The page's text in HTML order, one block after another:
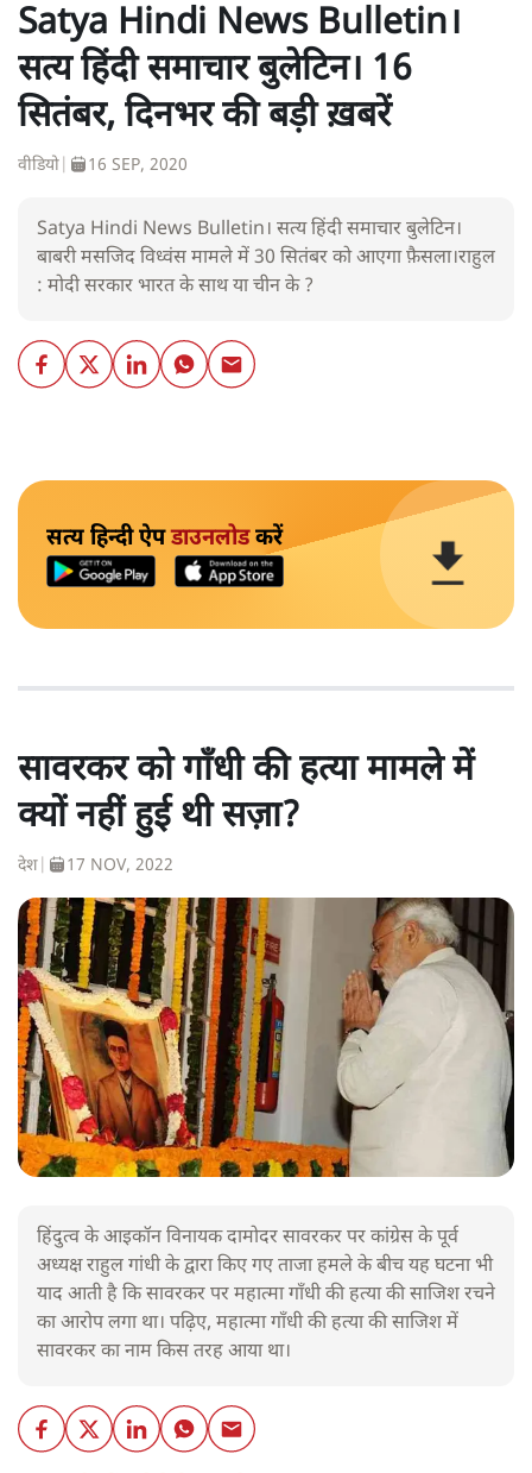
Satya Hindi News Bulletin।
सत्य हिंदी समाचार बुलेटिन। 16
सितंबर, दिनभर की बड़ी ख़बरें
वीडियो 16 SEP, 2020
Satya Hindi News Bulletin। सत्य हिंदी समाचार बुलेटिन।
बाबरी मसजिद विध्वंस मामले में 30 सितंबर को आएगा फ़ैसला।राहुल
: मोदी सरकार भारत के साथ या चीन के ?
सत्य हिन्दी ऐपडाउनलोडकरें
सावरकर को गाँधी की हत्या मामले में
क्यों नहीं हुई थी सज़ा?
देश 17 NOV, 2022
हिंदुत्व के आइकॉन विनायक दामोदर सावरकर पर कांग्रेस के पूर्व
अध्यक्ष राहुल गांधी के द्वारा किए गए ताजा हमले के बीच यह घटना भी
याद आती है कि सावरकर पर महात्मा गाँधी की हत्या की साजिश रचने
का आरोप लगा था। पढ़िए, महात्मा गाँधी की हत्या की साजिश में
सावरकर का नाम किस तरह आया था।